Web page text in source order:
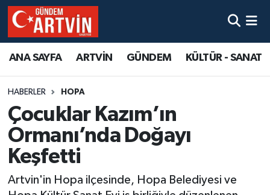
ANA SAYFA ARTVİN GÜNDEM KÜLTÜR - SANAT
HABERLER HOPA
Çocuklar Kazım’ın
Ormanı’nda Doğayı
Keşfetti
Artvin'in Hopa ilçesinde, Hopa Belediyesi ve